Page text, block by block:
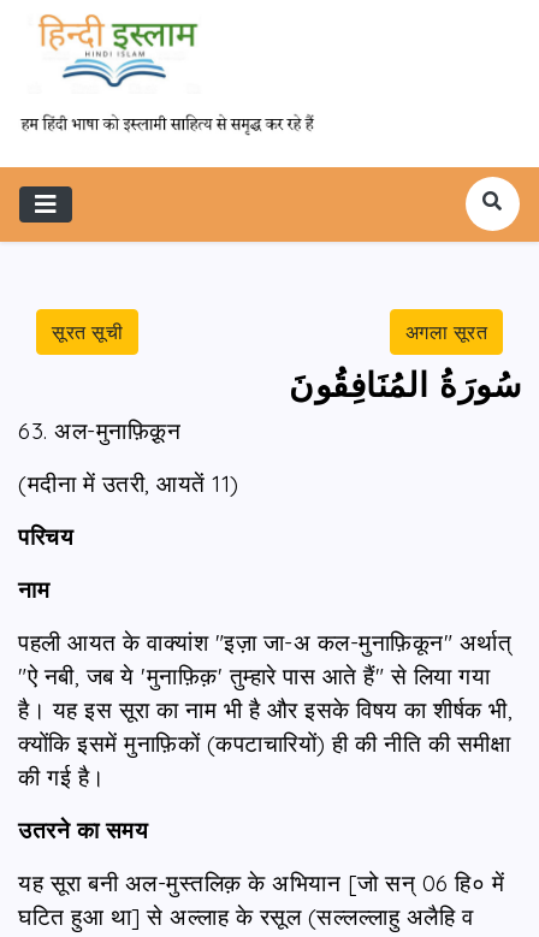
सूरत सूची अगला सूरत
سُورَةُ المُنَافِقُونَ
63. अल-मुनाफ़िक़ून
(मदीना में उतरी, आयतें 11)
परिचय
नाम
पहली आयत के वाक्यांश "इज़ा जा-अ कल-मुनाफ़िकून" अर्थात्
"ऐ नबी, जब ये 'मुनाफ़िक़' तुम्हारे पास आते हैं" से लिया गया
है। यह इस सूरा का नाम भी है और इसके विषय का शीर्षक भी,
क्योंकि इसमें मुनाफ़िकों (कपटाचारियों) ही की नीति की समीक्षा
की गई है।
उतरने का समय
यह सूरा बनी अल-मुस्तलिक़ के अभियान [जो सन् 06 हि० में
घटित हुआ था] से अल्लाह के रसूल (सल्लल्लाहु अलैहि व